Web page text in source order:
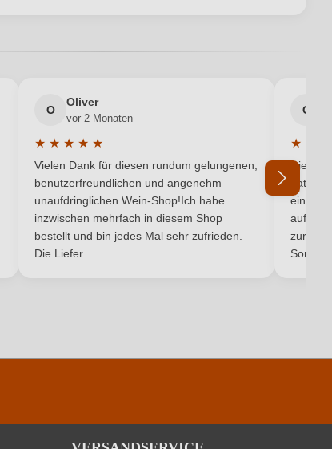
Antipasti
Primitivo
Rot
Ich habe mein Passwort vergessen
Sternen
O
Oliver
vor 2 Monaten
★ ★ ★ ★ ★
Durchschnittliche Bewertung von 5 von 5 Sternen
Vielen Dank für diesen rundum gelungenen,
benutzerfreundlichen und angenehm
unaufdringlichen Wein-Shop!Ich habe
inzwischen mehrfach in diesem Shop
bestellt und bin jedes Mal sehr zufrieden.
Die Liefer...
G
★ ★
Die
hat
einmal
auf
zurück
Son...